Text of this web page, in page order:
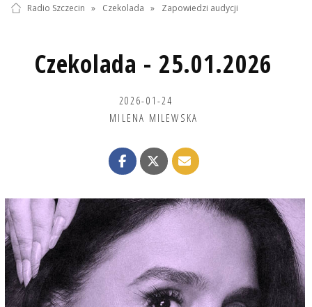
Radio Szczecin » Czekolada » Zapowiedzi audycji
Czekolada - 25.01.2026
2026-01-24
MILENA MILEWSKA